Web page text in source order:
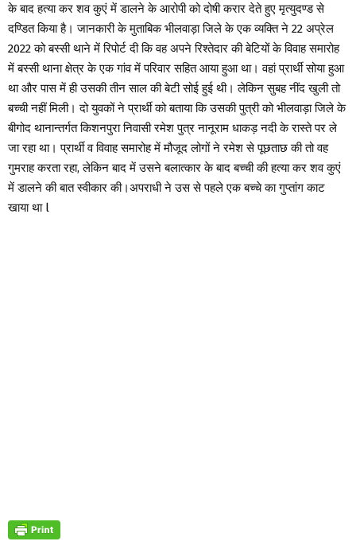
के बाद हत्या कर शव कुएं में डालने के आरोपी को दोषी करार देते हुए मृत्युदण्ड से
दण्डित किया है। जानकारी के मुताबिक भीलवाड़ा जिले के एक व्यक्ति ने 22 अप्रेल
2022 को बस्सी थाने में रिपोर्ट दी कि वह अपने रिश्तेदार की बेटियों के विवाह समारोह
में बस्सी थाना क्षेत्र के एक गांव में परिवार सहित आया हुआ था। वहां प्रार्थी सोया हुआ
था और पास में ही उसकी तीन साल की बेटी सोई हुई थी। लेकिन सुबह नींद खुली तो
बच्ची नहीं मिली। दो युवकों ने प्रार्थी को बताया कि उसकी पुत्री को भीलवाड़ा जिले के
बीगोद थानान्तर्गत किशनपुरा निवासी रमेश पुत्र नानूराम धाकड़ नदी के रास्ते पर ले
जा रहा था। प्रार्थी व विवाह समारोह में मौजूद लोगों ने रमेश से पूछताछ की तो वह
गुमराह करता रहा, लेकिन बाद में उसने बलात्कार के बाद बच्ची की हत्या कर शव कुएं
में डालने की बात स्वीकार की।अपराधी ने उस से पहले एक बच्चे का गुप्तांग काट
खाया था l